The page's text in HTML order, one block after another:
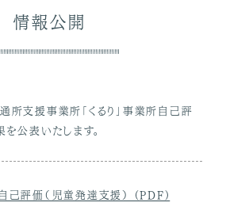
情報公開
所支援事業所「くるり」事業所自己評
公表いたします。
自己評価（児童発達支援） (PDF)